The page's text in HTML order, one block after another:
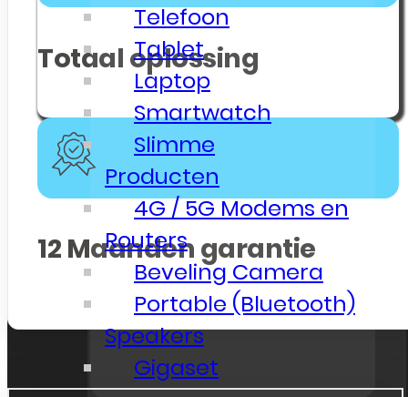
Telefoon
Tablet
Laptop
Smartwatch
Slimme
Producten
4G / 5G Modems en
Routers
Beveling Camera
Portable (Bluetooth)
Speakers
Gigaset
Totaal oplossing
12 Maanden garantie